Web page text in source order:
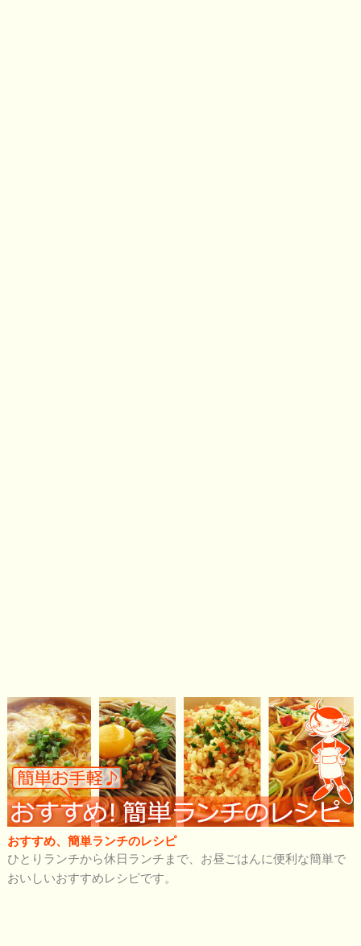
おすすめ、簡単ランチのレシピ
ひとりランチから休日ランチまで、お昼ごはんに便利な簡単で
おいしいおすすめレシピです。